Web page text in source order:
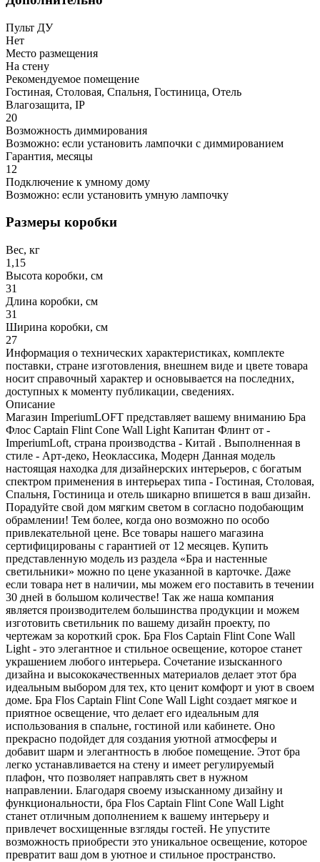
Пульт ДУ
Нет
Место размещения
На стену
Рекомендуемое помещение
Гостиная, Столовая, Спальня, Гостиница, Отель
Влагозащита, IP
20
Возможность диммирования
Возможно: если установить лампочки с диммированием
Гарантия, месяцы
12
Подключение к умному дому
Возможно: если установить умную лампочку
Размеры коробки
Вес, кг
1,15
Высота коробки, см
31
Длина коробки, см
31
Ширина коробки, см
27
Информация о технических характеристиках, комплекте
поставки, стране изготовления, внешнем виде и цвете товара
носит справочный характер и основывается на последних,
доступных к моменту публикации, сведениях.
Описание
Магазин ImperiumLOFT представляет вашему вниманию Бра
Флос Captain Flint Cone Wall Light Капитан Флинт от -
ImperiumLoft, страна производства - Китай . Выполненная в
стиле - Арт-деко, Неоклассика, Модерн Данная модель
настоящая находка для дизайнерских интерьеров, с богатым
спектром применения в интерьерах типа - Гостиная, Столовая,
Спальня, Гостиница и отель шикарно впишется в ваш дизайн.
Порадуйте свой дом мягким светом в согласно подобающим
обрамлении! Тем более, когда оно возможно по особо
привлекательной цене. Все товары нашего магазина
сертифицированы с гарантией от 12 месяцев. Купить
представленную модель из раздела «Бра и настенные
светильники» можно по цене указанной в карточке. Даже
если товара нет в наличии, мы можем его поставить в течении
30 дней в большом количестве! Так же наша компания
является производителем большинства продукции и можем
изготовить светильник по вашему дизайн проекту, по
чертежам за короткий срок. Бра Flos Captain Flint Cone Wall
Light - это элегантное и стильное освещение, которое станет
украшением любого интерьера. Сочетание изысканного
дизайна и высококачественных материалов делает этот бра
идеальным выбором для тех, кто ценит комфорт и уют в своем
доме. Бра Flos Captain Flint Cone Wall Light создает мягкое и
приятное освещение, что делает его идеальным для
использования в спальне, гостиной или кабинете. Оно
прекрасно подойдет для создания уютной атмосферы и
добавит шарм и элегантность в любое помещение. Этот бра
легко устанавливается на стену и имеет регулируемый
плафон, что позволяет направлять свет в нужном
направлении. Благодаря своему изысканному дизайну и
функциональности, бра Flos Captain Flint Cone Wall Light
станет отличным дополнением к вашему интерьеру и
привлечет восхищенные взгляды гостей. Не упустите
возможность приобрести это уникальное освещение, которое
превратит ваш дом в уютное и стильное пространство.